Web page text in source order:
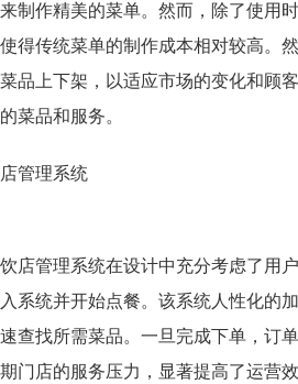
制作精美的菜单。然而，除了使用
得传统菜单的制作成本相对较高。
品上下架，以适应市场的变化和顾
菜品和服务。
店管理系统在设计中充分考虑了用
系统并开始点餐。该系统人性化的
查找所需菜品。一旦完成下单，订
门店的服务压力，显著提高了运营效